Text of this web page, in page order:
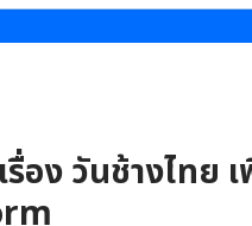
อง วันช้างไทย